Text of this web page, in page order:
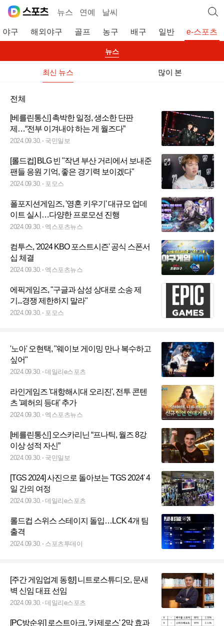
뉴스 연예 날씨
야구 해외야구 골프 농구 배구 일반 e-스포츠
뉴스
최신 뉴스 많이 본
전체
[베를린통신] 촉박한 일정, 생소한 단판
제…“전부 이겨내야 하는 게 월즈다”
2024.09.30. 국민일보
[롤드컵] BLG 빈 "작년 부산 거리에서 보내준
팬들 응원 기억, 좋은 경기력 보이겠다"
2024.09.30. 포모스
폴포지션게임즈, '영혼 키우기' 대규모 업데
이트 실시…다양한 프로모션 진행
2024.09.30. 엑스포츠뉴스
컴투스, '2024 KBO 포스트시즌' 공식 스폰서
십 체결
2024.09.30. 엑스포츠뉴스
에픽게임즈, "구글과 삼성 상대로 소송 제
기...경쟁 제한하지 말라"
2024.09.30. 포모스
'노아' 오현택, "웨이보 게이밍 만나 복수하고
싶어"
2024.09.30. 데일리e스포츠
라인게임즈 '대항해시대 오리진', 전투 콘텐
츠 '폐허의 등대' 추가
2024.09.30. 엑스포츠뉴스
[베를린통신] 오스카리닌 “프나틱, 월즈 8강
이상 성적 자신”
2024.09.30. 국민일보
[TGS 2024] 사진으로 돌아보는 'TGS 2024' 4
일 간의 여정
2024.09.30. 데일리e스포츠
롤드컵 스위스 스테이지 돌입…LCK 4개 팀
출격
2024.09.30. 스포츠투데이
[주간 게임업계 동향] 니트로스튜디오, 문새
벽 신임 대표 선임
2024.09.30. 데일리e스포츠
[PC방순위] 로스트아크, '카제로스' 2막 효과